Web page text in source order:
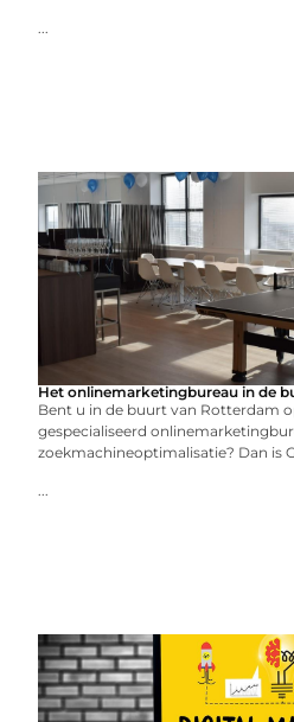
...
Het onlinemarketingbureau in de
Bent u in de buurt van Rotterdam
gespecialiseerd
zoekmachineoptimalisatie? Dan is
...